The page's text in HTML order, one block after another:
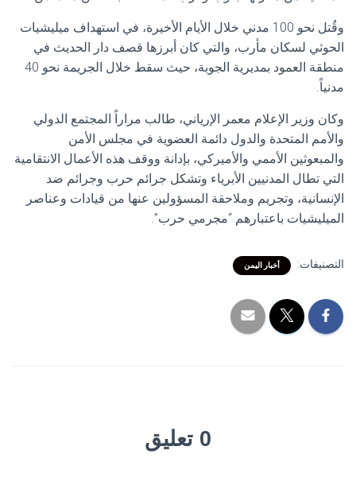
وقُتل نحو 100 مدني خلال الأيام الأخيرة، في استهداف ميليشيات
الحوثي لسكان مأرب، والتي كان أبرزها قصف دار الحديث في
منطقة العمود بمديرية الجوبة، حيث سقط خلال الجريمة نحو 40
مدنياً.
وكان وزير الإعلام معمر الإرياني، طالب مراراً المجتمع الدولي
والأمم المتحدة والدول دائمة العضوية في مجلس الأمن
والمبعوثين الأممي والأميركي، بإدانة ووقف هذه الأعمال الانتقامية
التي تطال المدنيين الأبرياء وتشكل جرائم حرب وجرائم ضد
الإنسانية، وتجريم وملاحقة المسؤولين عنها من قيادات وعناصر
الميليشيات باعتبارهم “مجرمي حرب”.
التصنيفات: أخبار اليمن
0 تعليق